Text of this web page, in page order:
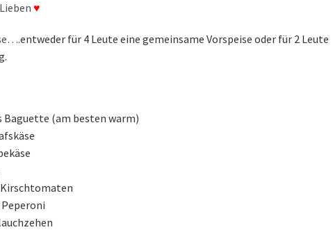
♥
.entweder für 4 Leute eine gemeinsame Vorspeise oder für 2 Leute
Baguette (am besten warm)